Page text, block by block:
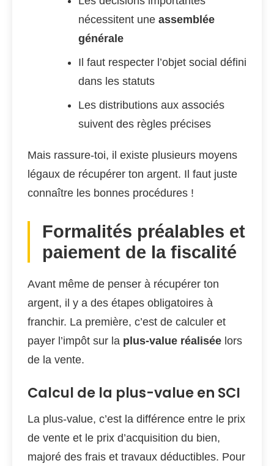
nécessitent une assemblée
générale
Il faut respecter l’objet social défini
dans les statuts
Les distributions aux associés
suivent des règles précises
Mais rassure-toi, il existe plusieurs moyens
légaux de récupérer ton argent. Il faut juste
connaître les bonnes procédures !
Formalités préalables et
paiement de la fiscalité
Avant même de penser à récupérer ton
argent, il y a des étapes obligatoires à
franchir. La première, c’est de calculer et
payer l’impôt sur la plus-value réalisée lors
de la vente.
Calcul de la plus-value en SCI
La plus-value, c’est la différence entre le prix
de vente et le prix d’acquisition du bien,
majoré des frais et travaux déductibles. Pour